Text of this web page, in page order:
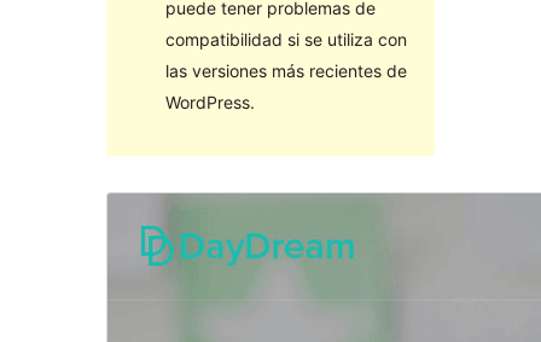
puede tener problemas de
compatibilidad si se utiliza con
las versiones más recientes de
WordPress.